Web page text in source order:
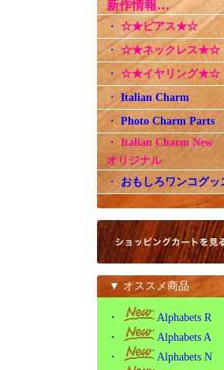
新作情報…
・ ☆★ピアス★☆
・ ☆★ネックレス★☆
・☆★イヤリング★☆
・Italian Charm
・Photo Charm Parts
・ Italian Charm
オリジナル
・ おもしろワンコグッ
▼ オススメ商品
・
Alphabets R
・
Alphabets A
・
Alphabets N